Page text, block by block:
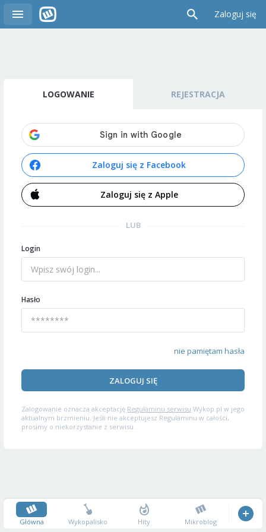
Zaloguj się
LOGOWANIE REJESTRACJA
Zaloguj się z Facebook
Zaloguj się z Apple
LUB
Login
Hasło
nie pamiętam hasła
ZALOGUJ SIĘ
Zalogowanie oznacza akceptację Regulaminu serwisu Wykop.pl w jego
aktualnym brzmieniu. Jeśli nie akceptujesz Regulaminu w całości,
prosimy o niekorzystanie z serwisu.
Główna Wykopalisko Hity Mikroblog